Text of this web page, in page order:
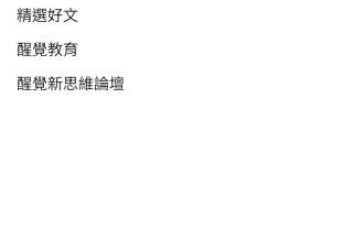
精選好文
醒覺教育
醒覺新思維論壇